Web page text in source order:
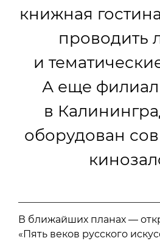
книжная
проводить
и
А еще филиал
в
оборудован
В ближайших планах —
«Пять веков русского